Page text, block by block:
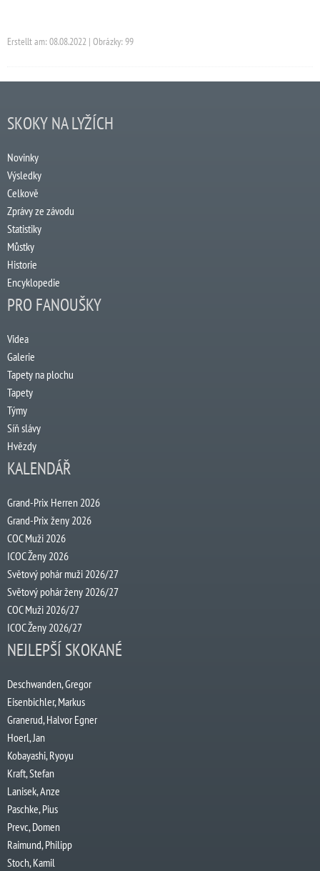
Erstellt am: 08.08.2022 | Obrázky: 99
SKOKY NA LYŽÍCH
Novinky
Výsledky
Celkově
Zprávy ze závodu
Statistiky
Můstky
Historie
Encyklopedie
PRO FANOUŠKY
Videa
Galerie
Tapety na plochu
Tapety
Týmy
Síň slávy
Hvězdy
KALENDÁŘ
Grand-Prix Herren 2026
Grand-Prix ženy 2026
COC Muži 2026
ICOC Ženy 2026
Světový pohár muži 2026/27
Světový pohár ženy 2026/27
COC Muži 2026/27
ICOC Ženy 2026/27
NEJLEPŠÍ SKOKANÉ
Deschwanden, Gregor
Eisenbichler, Markus
Granerud, Halvor Egner
Hoerl, Jan
Kobayashi, Ryoyu
Kraft, Stefan
Lanisek, Anze
Paschke, Pius
Prevc, Domen
Raimund, Philipp
Stoch, Kamil